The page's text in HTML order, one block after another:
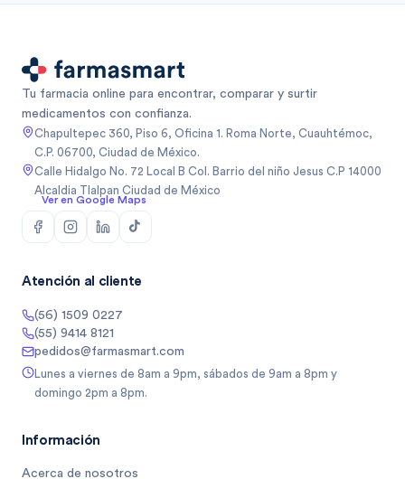
Tu farmacia online para encontrar, comparar y surtir
medicamentos con confianza.
Chapultepec 360, Piso 6, Oficina 1. Roma Norte, Cuauhtémoc,
C.P. 06700, Ciudad de México.
Calle Hidalgo No. 72 Local B Col. Barrio del niño Jesus C.P 14000
Alcaldia Tlalpan Ciudad de México
Ver en Google Maps
Atención al cliente
(56) 1509 0227
(55) 9414 8121
pedidos@farmasmart.com
Lunes a viernes de 8am a 9pm, sábados de 9am a 8pm y
domingo 2pm a 8pm.
Información
Acerca de nosotros